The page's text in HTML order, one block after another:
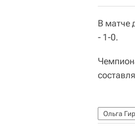
В матче
- 1-0.
Ольга